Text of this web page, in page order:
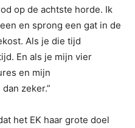
op de achtste horde. Ik
en sprong een gat in de
Als je die tijd
En als je mijn vier
en mijn
zeker.”
het EK haar grote doel